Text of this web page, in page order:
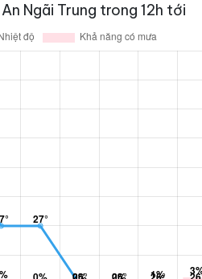
Ngãi Trung trong 12h tới